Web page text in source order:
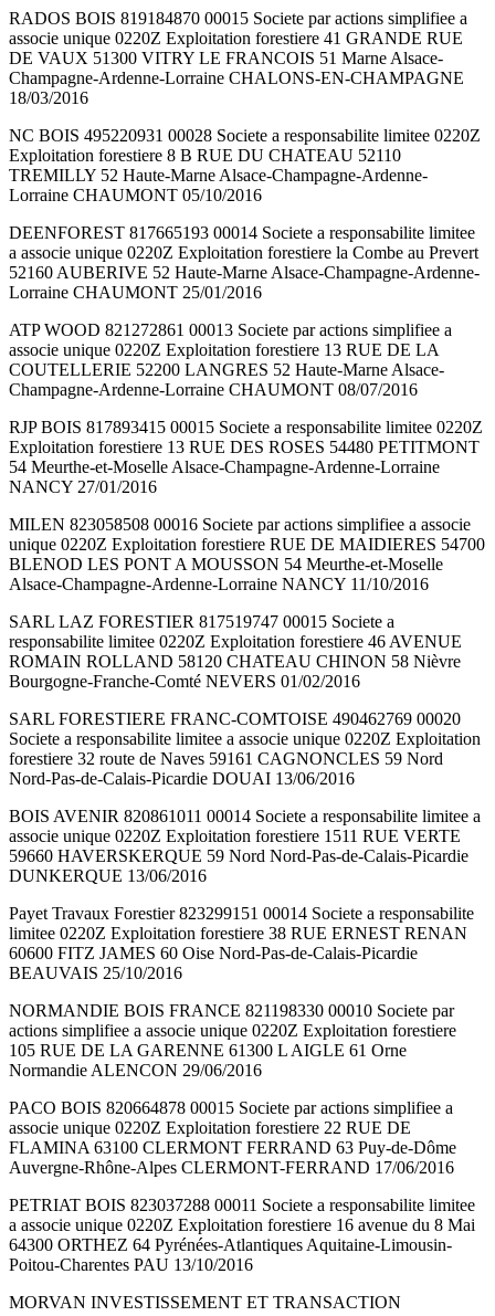
RADOS BOIS 819184870 00015 Societe par actions simplifiee a
associe unique 0220Z Exploitation forestiere 41 GRANDE RUE
DE VAUX 51300 VITRY LE FRANCOIS 51 Marne Alsace-
Champagne-Ardenne-Lorraine CHALONS-EN-CHAMPAGNE
18/03/2016
NC BOIS 495220931 00028 Societe a responsabilite limitee 0220Z
Exploitation forestiere 8 B RUE DU CHATEAU 52110
TREMILLY 52 Haute-Marne Alsace-Champagne-Ardenne-
Lorraine CHAUMONT 05/10/2016
DEENFOREST 817665193 00014 Societe a responsabilite limitee
a associe unique 0220Z Exploitation forestiere la Combe au Prevert
52160 AUBERIVE 52 Haute-Marne Alsace-Champagne-Ardenne-
Lorraine CHAUMONT 25/01/2016
ATP WOOD 821272861 00013 Societe par actions simplifiee a
associe unique 0220Z Exploitation forestiere 13 RUE DE LA
COUTELLERIE 52200 LANGRES 52 Haute-Marne Alsace-
Champagne-Ardenne-Lorraine CHAUMONT 08/07/2016
RJP BOIS 817893415 00015 Societe a responsabilite limitee 0220Z
Exploitation forestiere 13 RUE DES ROSES 54480 PETITMONT
54 Meurthe-et-Moselle Alsace-Champagne-Ardenne-Lorraine
NANCY 27/01/2016
MILEN 823058508 00016 Societe par actions simplifiee a associe
unique 0220Z Exploitation forestiere RUE DE MAIDIERES 54700
BLENOD LES PONT A MOUSSON 54 Meurthe-et-Moselle
Alsace-Champagne-Ardenne-Lorraine NANCY 11/10/2016
SARL LAZ FORESTIER 817519747 00015 Societe a
responsabilite limitee 0220Z Exploitation forestiere 46 AVENUE
ROMAIN ROLLAND 58120 CHATEAU CHINON 58 Nièvre
Bourgogne-Franche-Comté NEVERS 01/02/2016
SARL FORESTIERE FRANC-COMTOISE 490462769 00020
Societe a responsabilite limitee a associe unique 0220Z Exploitation
forestiere 32 route de Naves 59161 CAGNONCLES 59 Nord
Nord-Pas-de-Calais-Picardie DOUAI 13/06/2016
BOIS AVENIR 820861011 00014 Societe a responsabilite limitee a
associe unique 0220Z Exploitation forestiere 1511 RUE VERTE
59660 HAVERSKERQUE 59 Nord Nord-Pas-de-Calais-Picardie
DUNKERQUE 13/06/2016
Payet Travaux Forestier 823299151 00014 Societe a responsabilite
limitee 0220Z Exploitation forestiere 38 RUE ERNEST RENAN
60600 FITZ JAMES 60 Oise Nord-Pas-de-Calais-Picardie
BEAUVAIS 25/10/2016
NORMANDIE BOIS FRANCE 821198330 00010 Societe par
actions simplifiee a associe unique 0220Z Exploitation forestiere
105 RUE DE LA GARENNE 61300 L AIGLE 61 Orne
Normandie ALENCON 29/06/2016
PACO BOIS 820664878 00015 Societe par actions simplifiee a
associe unique 0220Z Exploitation forestiere 22 RUE DE
FLAMINA 63100 CLERMONT FERRAND 63 Puy-de-Dôme
Auvergne-Rhône-Alpes CLERMONT-FERRAND 17/06/2016
PETRIAT BOIS 823037288 00011 Societe a responsabilite limitee
a associe unique 0220Z Exploitation forestiere 16 avenue du 8 Mai
64300 ORTHEZ 64 Pyrénées-Atlantiques Aquitaine-Limousin-
Poitou-Charentes PAU 13/10/2016
MORVAN INVESTISSEMENT ET TRANSACTION